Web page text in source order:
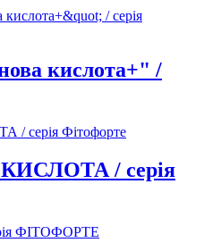
кислота+" /
/ серія